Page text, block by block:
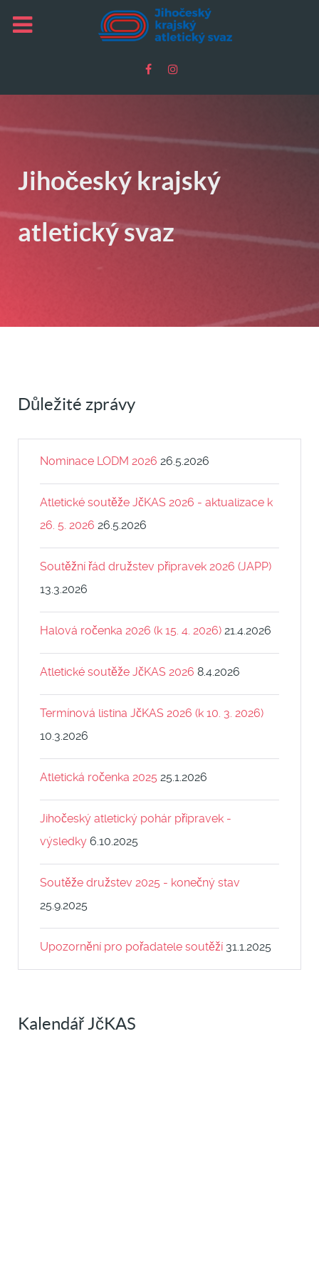
Jihočeský krajský
atletický svaz
Důležité zprávy
Nominace LODM 2026 26.5.2026
Atletické soutěže JčKAS 2026 - aktualizace k
26. 5. 2026 26.5.2026
Soutěžní řád družstev přípravek 2026 (JAPP)
13.3.2026
Halová ročenka 2026 (k 15. 4. 2026) 21.4.2026
Atletické soutěže JčKAS 2026 8.4.2026
Termínová listina JčKAS 2026 (k 10. 3. 2026)
10.3.2026
Atletická ročenka 2025 25.1.2026
Jihočeský atletický pohár přípravek -
výsledky 6.10.2025
Soutěže družstev 2025 - konečný stav
25.9.2025
Upozornění pro pořadatele soutěží 31.1.2025
Kalendář JčKAS